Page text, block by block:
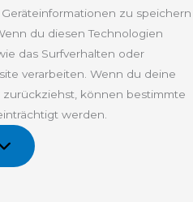
zu speichern
du diesen Technologien
das Surfverhalten oder
verarbeiten. Wenn du deine
können bestimmte
werden.